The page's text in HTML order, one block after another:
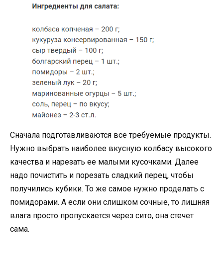
Сначала подготавливаются все требуемые продукты.
Нужно выбрать наиболее вкусную колбасу высокого
качества и нарезать ее малыми кусочками. Далее
надо почистить и порезать сладкий перец, чтобы
получились кубики. То же самое нужно проделать с
помидорами. А если они слишком сочные, то лишняя
влага просто пропускается через сито, она стечет
сама.